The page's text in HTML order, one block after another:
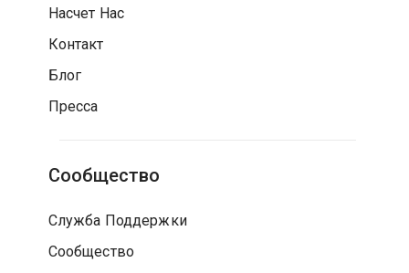
Насчет Нас
Контакт
Блог
Пресса
Сообщество
Служба Поддержки
Сообщество